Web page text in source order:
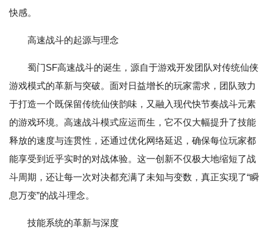
快感。
高速战斗的起源与理念
蜀门SF高速战斗的诞生，源自于游戏开发团队对传统仙侠
游戏模式的革新与突破。面对日益增长的玩家需求，团队致力
于打造一个既保留传统仙侠韵味，又融入现代快节奏战斗元素
的游戏环境。高速战斗模式应运而生，它不仅大幅提升了技能
释放的速度与连贯性，还通过优化网络延迟，确保每位玩家都
能享受到近乎实时的对战体验。这一创新不仅极大地缩短了战
斗周期，还让每一次对决都充满了未知与变数，真正实现了“瞬
息万变”的战斗理念。
技能系统的革新与深度